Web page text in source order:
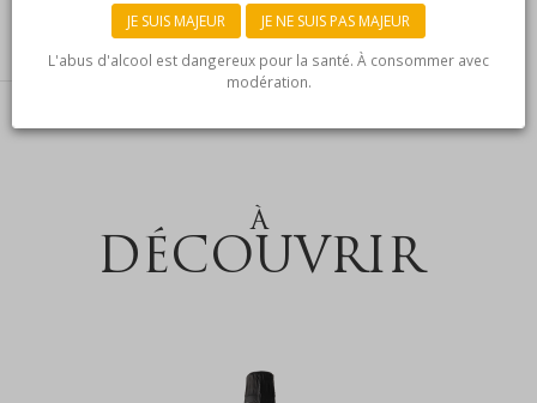
JE SUIS MAJEUR JE NE SUIS PAS MAJEUR
L'abus d'alcool est dangereux pour la santé. À consommer avec
modération.
Avis de professionnels
Recette
À
DÉCOUVRIR